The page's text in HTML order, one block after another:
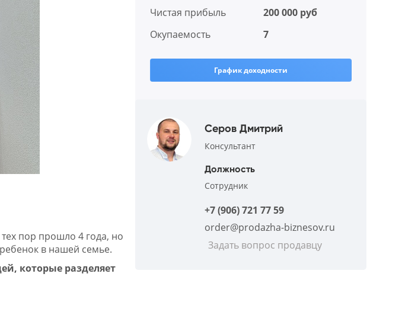
пор прошло 4 года, но
в нашей семье.
которые разделяет
Чистая прибыль
200 000 руб
Окупаемость
7
График доходности
Серов Дмитрий
Консультант
Должность
Сотрудник
+7 (906) 721 77 59
order@prodazha-biznesov.ru
Задать вопрос продавцу